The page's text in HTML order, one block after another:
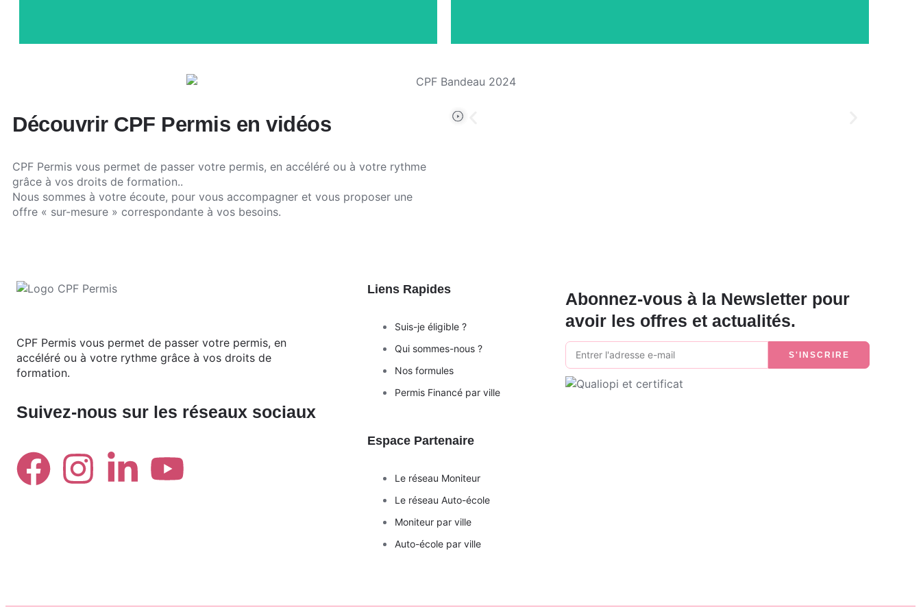
Découvrir CPF Permis en vidéos
CPF Permis vous permet de passer votre permis, en accéléré ou à votre rythme
grâce à vos droits de formation..
Nous sommes à votre écoute, pour vous accompagner et vous proposer une
offre « sur-mesure » correspondante à vos besoins.
CPF Permis vous permet de passer votre permis, en
accéléré ou à votre rythme grâce à vos droits de
formation.
Suivez-nous sur les réseaux sociaux
Liens Rapides
Suis-je éligible ?
Qui sommes-nous ?
Nos formules
Permis Financé par ville
Espace Partenaire
Le réseau Moniteur
Le réseau Auto-école
Moniteur par ville
Auto-école par ville
Abonnez-vous à la Newsletter pour
avoir les offres et actualités.
S'INSCRIRE